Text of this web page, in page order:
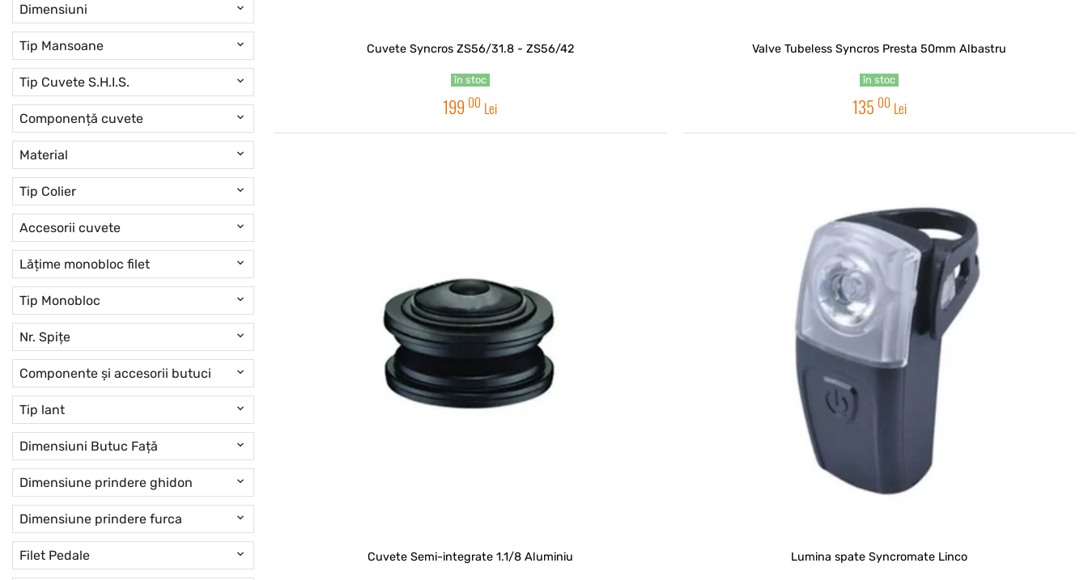
Dimensiuni
Tip Mansoane
Tip Cuvete S.H.I.S.
Componență cuvete
Material
Tip Colier
Accesorii cuvete
Lățime monobloc filet
Tip Monobloc
Nr. Spițe
Componente și accesorii butuci
Tip lant
Dimensiuni Butuc Față
Dimensiune prindere ghidon
Dimensiune prindere furca
Filet Pedale
Cuvete Syncros ZS56/31.8 - ZS56/42
în stoc
199 00 Lei
Valve Tubeless Syncros Presta 50mm Albastru
în stoc
135 00 Lei
Cuvete Semi-integrate 1.1/8 Aluminiu Lumina spate Syncromate Linco